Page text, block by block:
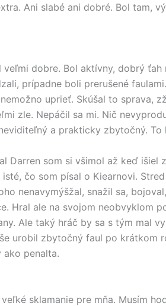
Ani slabé ani dobré. Bol tam,
veľmi dobre. Bol aktívny, dobrý ťah
prípadne boli prerušené
uprieť. Skúšal to sprava,
zle. Nepáčil sa mi. Nič
a prakticky zbytočný. To
Darren som si všimol až keď išiel
čo som písal o Kiearnovi.
nenavymýšžal, snažil sa,
Hral ale na svojom neobvyklom
Ale taký hráč by sa s tým mal
urobil zbytočný faul po krátkom
ako penalta.
veľké sklamanie pre mňa. Musím